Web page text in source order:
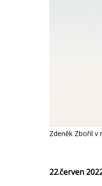
Zdeněk Zbořil v
22.červen